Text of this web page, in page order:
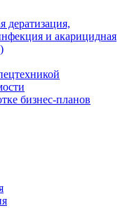
дератизация,
и акарицидная
бизнес-планов